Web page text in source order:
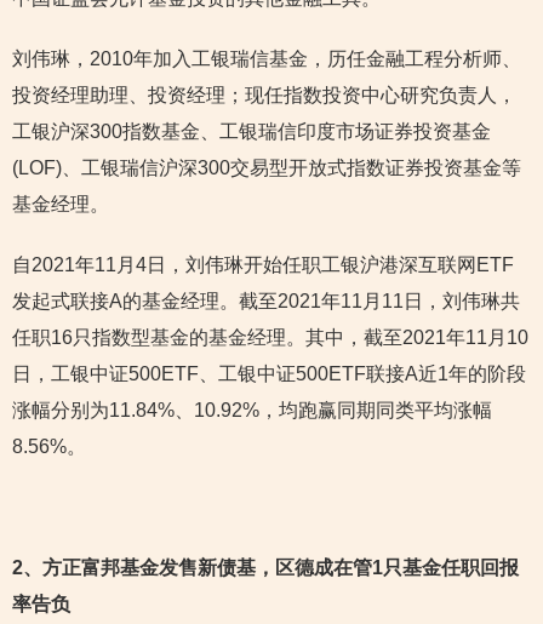
刘伟琳，2010年加入工银瑞信基金，历任金融工程分析师、
投资经理助理、投资经理；现任指数投资中心研究负责人，
工银沪深300指数基金、工银瑞信印度市场证券投资基金
(LOF)、工银瑞信沪深300交易型开放式指数证券投资基金等
基金经理。
自2021年11月4日，刘伟琳开始任职工银沪港深互联网ETF
发起式联接A的基金经理。截至2021年11月11日，刘伟琳共
任职16只指数型基金的基金经理。其中，截至2021年11月10
日，工银中证500ETF、工银中证500ETF联接A近1年的阶段
涨幅分别为11.84%、10.92%，均跑赢同期同类平均涨幅
8.56%。
2、方正富邦基金发售新债基，区德成在管1只基金任职回报
率告负